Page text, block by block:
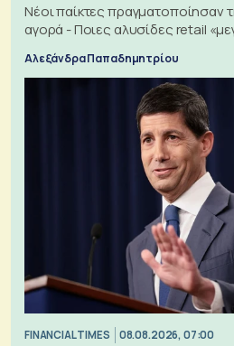
Νέοι παίκτες πραγματοποίησαν
αγορά - Ποιες αλυσίδες retail
Αλεξάνδρα Παπαδημητρίου
FINANCIAL TIMES 08.08.2026, 07:00